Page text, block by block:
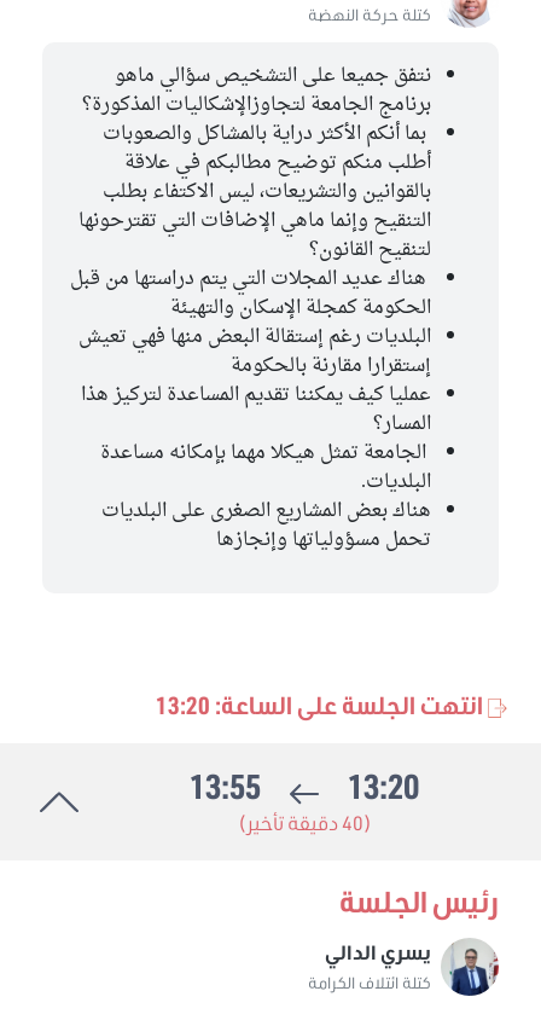
كتلة حركة النهضة
نتفق جميعا على التشخيص سؤالي ماهو
برنامج الجامعة لتجاوزالإشكاليات المذكورة؟
بما أنكم الأكثر دراية بالمشاكل والصعوبات
أطلب منكم توضيح مطالبكم في علاقة
بالقوانين والتشريعات، ليس الاكتفاء بطلب
التنقيح وإنما ماهي الإضافات التي تقترحونها
لتنقيح القانون؟
هناك عديد المجلات التي يتم دراستها من قبل
الحكومة كمجلة الإسكان والتهيئة
البلديات رغم إستقالة البعض منها فهي تعيش
إستقرارا مقارنة بالحكومة
عمليا كيف يمكننا تقديم المساعدة لتركيز هذا
المسار؟
الجامعة تمثل هيكلا مهما بإمكانه مساعدة
البلديات.
هناك بعض المشاريع الصغرى على البلديات
تحمل مسؤولياتها وإنجازها
انتهت الجلسة على الساعة: 13:20
13:20
13:55
(40 دقيقة تأخير)
رئيس الجلسة
يسري الدالي
كتلة ائتلاف الكرامة